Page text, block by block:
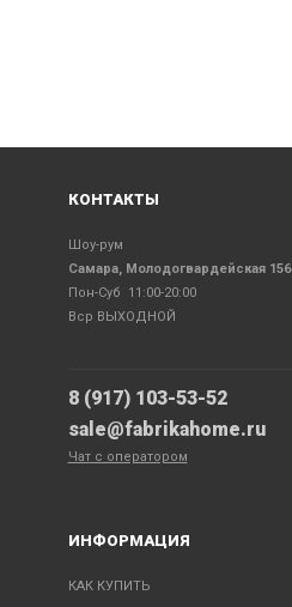
КОНТАКТЫ
Шоу-рум
Самара, Молодогвардейская 156
Пон-Суб 11:00-20:00
Вср ВЫХОДНОЙ
8 (917) 103-53-52
sale@fabrikahome.ru
Чат с оператором
ИНФОРМАЦИЯ
КАК КУПИТЬ